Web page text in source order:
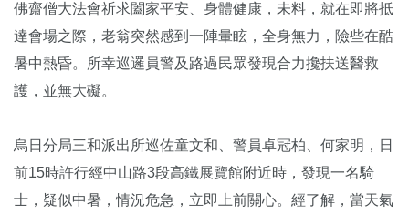
佛齋僧大法會祈求闔家平安、身體健康，未料，就在即將抵
達會場之際，老翁突然感到一陣暈眩，全身無力，險些在酷
暑中熱昏。所幸巡邏員警及路過民眾發現合力攙扶送醫救
護，並無大礙。
烏日分局三和派出所巡佐童文和、警員卓冠柏、何家明，日
前15時許行經中山路3段高鐵展覽館附近時，發現一名騎
士，疑似中暑，情況危急，立即上前關心。經了解，當天氣